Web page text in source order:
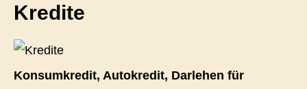
Kredite
Konsumkredit, Autokredit, Darlehen für